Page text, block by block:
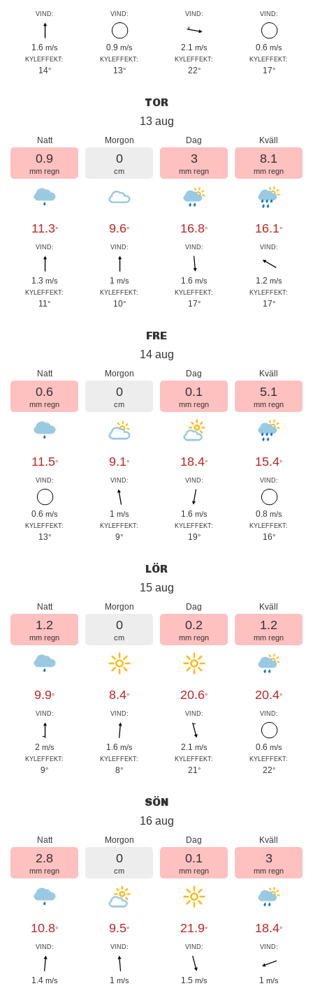
VIND:
1.6 m/s
KYLEFFEKT:
14°
VIND:
0.9 m/s
KYLEFFEKT:
13°
VIND:
2.1 m/s
KYLEFFEKT:
22°
VIND:
0.6 m/s
KYLEFFEKT:
17°
TOR
13 aug
Natt
0.9
mm regn
11.3°
VIND:
1.3 m/s
KYLEFFEKT:
11°
Morgon
0
cm
9.6°
VIND:
1 m/s
KYLEFFEKT:
10°
Dag
3
mm regn
16.8°
VIND:
1.6 m/s
KYLEFFEKT:
17°
Kväll
8.1
mm regn
16.1°
VIND:
1.2 m/s
KYLEFFEKT:
17°
FRE
14 aug
Natt
0.6
mm regn
11.5°
VIND:
0.6 m/s
KYLEFFEKT:
13°
Morgon
0
cm
9.1°
VIND:
1 m/s
KYLEFFEKT:
9°
Dag
0.1
mm regn
18.4°
VIND:
1.6 m/s
KYLEFFEKT:
19°
Kväll
5.1
mm regn
15.4°
VIND:
0.8 m/s
KYLEFFEKT:
16°
LÖR
15 aug
Natt
1.2
mm regn
9.9°
VIND:
2 m/s
KYLEFFEKT:
9°
Morgon
0
cm
8.4°
VIND:
1.6 m/s
KYLEFFEKT:
8°
Dag
0.2
mm regn
20.6°
VIND:
2.1 m/s
KYLEFFEKT:
21°
Kväll
1.2
mm regn
20.4°
VIND:
0.6 m/s
KYLEFFEKT:
22°
SÖN
16 aug
Natt
2.8
mm regn
10.8°
VIND:
1.4 m/s
Morgon
0
cm
9.5°
VIND:
1 m/s
Dag
0.1
mm regn
21.9°
VIND:
1.5 m/s
Kväll
3
mm regn
18.4°
VIND:
1 m/s